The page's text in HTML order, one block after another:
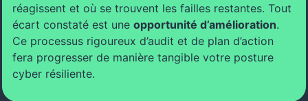
réagissent et où se trouvent les failles restantes. Tout
écart constaté est une opportunité d’amélioration.
Ce processus rigoureux d’audit et de plan d’action
fera progresser de manière tangible votre posture
cyber résiliente.